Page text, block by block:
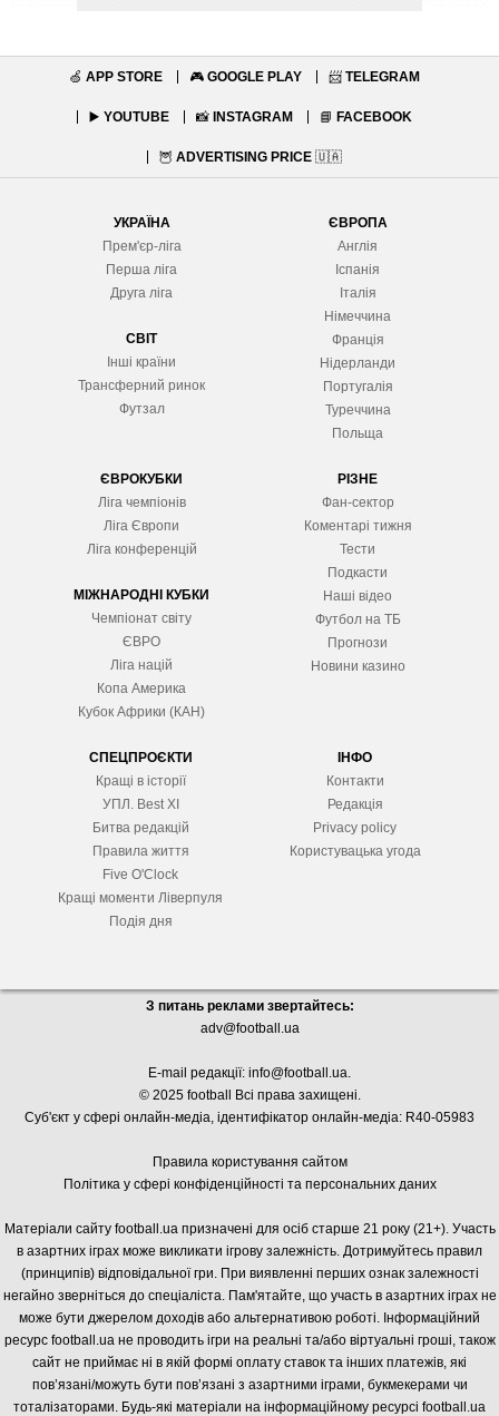
🍏 APP STORE 🎮 GOOGLE PLAY 📨 TELEGRAM
▶️ YOUTUBE 📸 INSTAGRAM 📘 FACEBOOK
🦉 ADVERTISING PRICE 🇺🇦
УКРАЇНА
Прем'єр-ліга
Перша ліга
Друга ліга
СВІТ
Інші країни
Трансферний ринок
Футзал
ЄВРОПА
Англія
Іспанія
Італія
Німеччина
Франція
Нідерланди
Португалія
Туреччина
Польща
ЄВРОКУБКИ
Ліга чемпіонів
Ліга Європи
Ліга конференцій
МІЖНАРОДНІ КУБКИ
Чемпіонат світу
ЄВРО
Ліга націй
Копа Америка
Кубок Африки (КАН)
РІЗНЕ
Фан-сектор
Коментарі тижня
Тести
Подкасти
Наші відео
Футбол на ТБ
Прогнози
Новини казино
СПЕЦПРОЄКТИ
Кращі в історії
УПЛ. Best XІ
Битва редакцій
Правила життя
Five O'Clock
Кращі моменти Ліверпуля
Подія дня
ІНФО
Контакти
Редакція
Privacy policy
Користувацька угода
З питань реклами звертайтесь:
adv@football.ua
E-mail редакції: info@football.ua.
© 2025 football Всі права захищені.
Суб'єкт у сфері онлайн-медіа, ідентифікатор онлайн-медіа: R40-05983
Правила користування сайтом
Політика у сфері конфіденційності та персональних даних
Матеріали сайту football.ua призначені для осіб старше 21 року (21+). Участь
в азартних іграх може викликати ігрову залежність. Дотримуйтесь правил
(принципів) відповідальної гри. При виявленні перших ознак залежності
негайно зверніться до спеціаліста. Пам'ятайте, що участь в азартних іграх не
може бути джерелом доходів або альтернативою роботі. Інформаційний
ресурс football.ua не проводить ігри на реальні та/або віртуальні гроші, також
сайт не приймає ні в якій формі оплату ставок та інших платежів, які
пов’язані/можуть бути пов’язані з азартними іграми, букмекерами чи
тоталізаторами. Будь-які матеріали на інформаційному ресурсі football.ua